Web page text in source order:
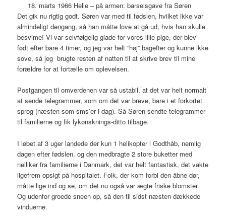
18. marts 1966 Helle – på armen: barselsgave fra Søren
Det gik nu rigtig godt. Søren var med til fødslen, hvilket ikke var
almindeligt dengang, så han måtte love at gå ud, hvis han skulle
besvime! Vi var selvfølgelig glade for vores lille pige, der blev
født efter bare 4 timer, og jeg var helt “høj” bagefter og kunne ikke
sove, så jeg brugte resten af natten til at skrive brev til mine
forældre for at fortælle om oplevelsen.
Postgangen til omverdenen var så ustabil, at det var helt normalt
at sende telegrammer, som om det var breve, bare i et forkortet
sprog (næsten som sms’er i dag). Så Søren sendte telegrammer
til familierne og fik lykønsknings-ditto tilbage.
I løbet af 3 uger landede der kun 1 helikopter i Godthåb, nemlig
dagen efter fødslen, og den medbragte 2 store buketter med
nelliker fra familierne i Danmark, det var helt fantastisk, det vakte
ligefrem opsigt på hospitalet. Folk, der kom forbi den åbne dør,
måtte lige ind og se, om det nu også var ægte friske blomster.
Og udenfor groede sneen op, så den til sidst næsten dækkede
vinduerne.